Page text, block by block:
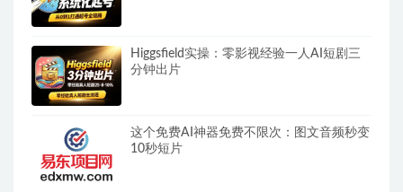
Higgsfield实操：零影视经验一人AI短剧三
分钟出片
这个免费AI神器免费不限次：图文音频秒变
10秒短片